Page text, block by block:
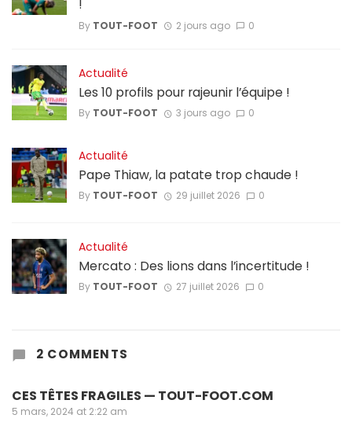
!
By TOUT-FOOT 2 jours ago 0
Actualité
Les 10 profils pour rajeunir l’équipe !
By TOUT-FOOT 3 jours ago 0
Actualité
Pape Thiaw, la patate trop chaude !
By TOUT-FOOT 29 juillet 2026 0
Actualité
Mercato : Des lions dans l’incertitude !
By TOUT-FOOT 27 juillet 2026 0
2 COMMENTS
CES TÊTES FRAGILES — TOUT-FOOT.COM
5 mars, 2024 at 2:22 am